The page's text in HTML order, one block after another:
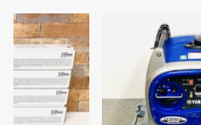
新着情報
梱包
ガイド
法
お